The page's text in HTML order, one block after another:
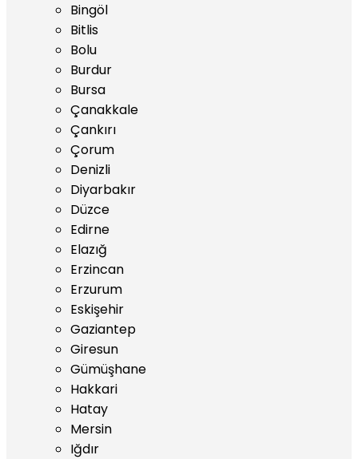
Bingöl
Bitlis
Bolu
Burdur
Bursa
Çanakkale
Çankırı
Çorum
Denizli
Diyarbakır
Düzce
Edirne
Elazığ
Erzincan
Erzurum
Eskişehir
Gaziantep
Giresun
Gümüşhane
Hakkari
Hatay
Mersin
Iğdır